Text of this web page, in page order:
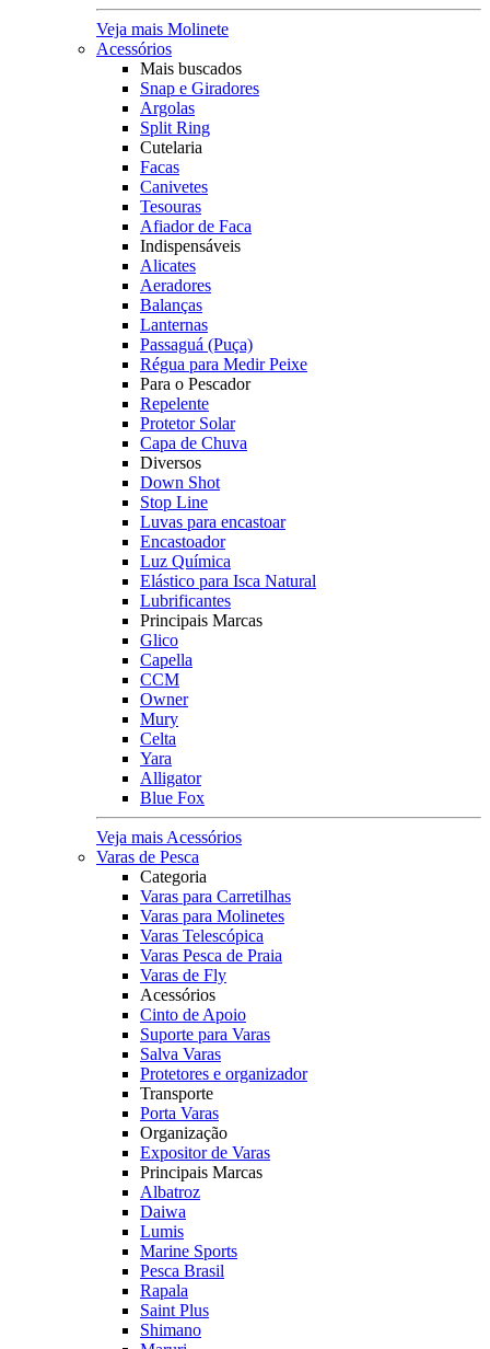
Veja mais Molinete
Acessórios
Mais buscados
Snap e Giradores
Argolas
Split Ring
Cutelaria
Facas
Canivetes
Tesouras
Afiador de Faca
Indispensáveis
Alicates
Aeradores
Balanças
Lanternas
Passaguá (Puça)
Régua para Medir Peixe
Para o Pescador
Repelente
Protetor Solar
Capa de Chuva
Diversos
Down Shot
Stop Line
Luvas para encastoar
Encastoador
Luz Química
Elástico para Isca Natural
Lubrificantes
Principais Marcas
Glico
Capella
CCM
Owner
Mury
Celta
Yara
Alligator
Blue Fox
Veja mais Acessórios
Varas de Pesca
Categoria
Varas para Carretilhas
Varas para Molinetes
Varas Telescópica
Varas Pesca de Praia
Varas de Fly
Acessórios
Cinto de Apoio
Suporte para Varas
Salva Varas
Protetores e organizador
Transporte
Porta Varas
Organização
Expositor de Varas
Principais Marcas
Albatroz
Daiwa
Lumis
Marine Sports
Pesca Brasil
Rapala
Saint Plus
Shimano